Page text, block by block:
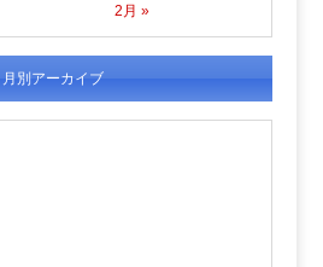
2月 »
月別アーカイブ